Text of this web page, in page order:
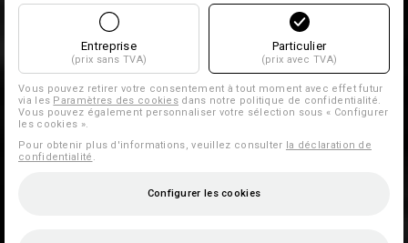
Entreprise
(prix sans TVA)
Particulier
(prix avec TVA)
Vous pouvez retirer votre consentement à tout moment avec effet futur
via les Paramètres des cookies dans notre politique de confidentialité.
Vous pouvez également personnaliser votre sélection sous « Configurer
les cookies ».
Pour obtenir plus d'informations, veuillez consulter la déclaration de
confidentialité
Configurer les cookies